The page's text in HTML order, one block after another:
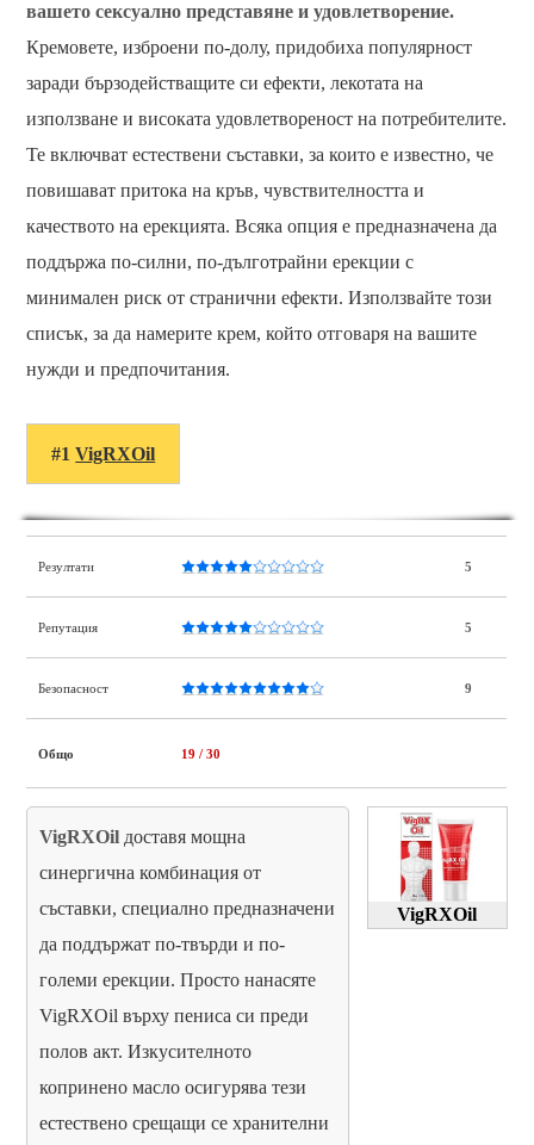
вашето сексуално представяне и удовлетворение.
Кремовете, изброени по-долу, придобиха популярност
заради бързодействащите си ефекти, лекотата на
използване и високата удовлетвореност на потребителите.
Те включват естествени съставки, за които е известно, че
повишават притока на кръв, чувствителността и
качеството на ерекцията. Всяка опция е предназначена да
поддържа по-силни, по-дълготрайни ерекции с
минимален риск от странични ефекти. Използвайте този
списък, за да намерите крем, който отговаря на вашите
нужди и предпочитания.
#1VigRXOil
Резултати 5
Репутация 5
Безопасност 9
Общо 19 / 30
VigRXOil
VigRXOil доставя мощна
синергична комбинация от
съставки, специално предназначени
да поддържат по-твърди и по-
големи ерекции. Просто нанасяте
VigRXOil върху пениса си преди
полов акт. Изкусителното
копринено масло осигурява тези
естествено срещащи се хранителни